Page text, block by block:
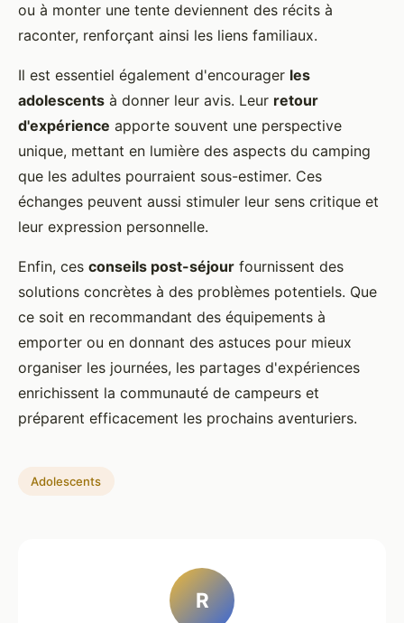
ou à monter une tente deviennent des récits à
raconter, renforçant ainsi les liens familiaux.
Il est essentiel également d'encourager les
adolescents à donner leur avis. Leur retour
d'expérience apporte souvent une perspective
unique, mettant en lumière des aspects du camping
que les adultes pourraient sous-estimer. Ces
échanges peuvent aussi stimuler leur sens critique et
leur expression personnelle.
Enfin, ces conseils post-séjour fournissent des
solutions concrètes à des problèmes potentiels. Que
ce soit en recommandant des équipements à
emporter ou en donnant des astuces pour mieux
organiser les journées, les partages d'expériences
enrichissent la communauté de campeurs et
préparent efficacement les prochains aventuriers.
Adolescents
R